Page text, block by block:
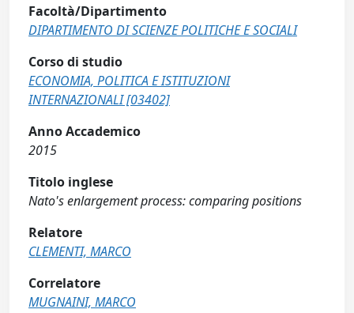
Facoltà/Dipartimento
DIPARTIMENTO DI SCIENZE POLITICHE E SOCIALI
Corso di studio
ECONOMIA, POLITICA E ISTITUZIONI
INTERNAZIONALI [03402]
Anno Accademico
2015
Titolo inglese
Nato's enlargement process: comparing positions
Relatore
CLEMENTI, MARCO
Correlatore
MUGNAINI, MARCO